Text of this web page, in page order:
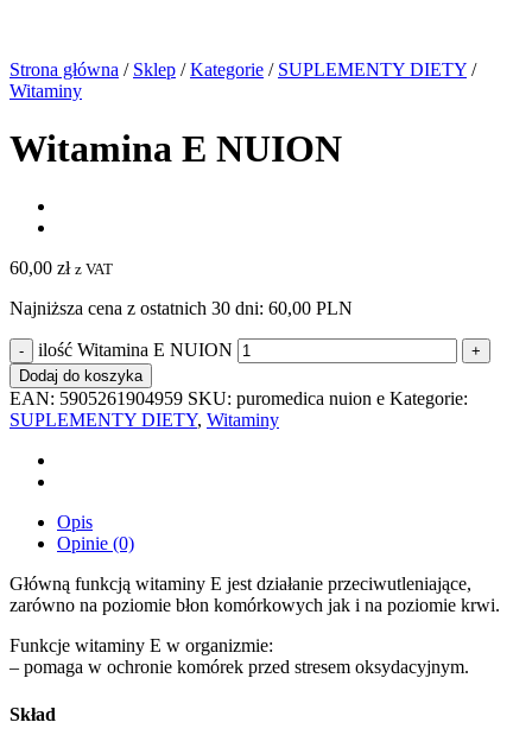
Strona główna / Sklep / Kategorie / SUPLEMENTY DIETY /
Witaminy
Witamina E NUION
60,00 zł z VAT
Najniższa cena z ostatnich 30 dni: 60,00 PLN
ilość Witamina E NUION
Dodaj do koszyka
EAN: 5905261904959 SKU: puromedica nuion e Kategorie:
SUPLEMENTY DIETY, Witaminy
Opis
Opinie (0)
Główną funkcją witaminy E jest działanie przeciwutleniające,
zarówno na poziomie błon komórkowych jak i na poziomie krwi.
Funkcje witaminy E w organizmie:
– pomaga w ochronie komórek przed stresem oksydacyjnym.
Skład